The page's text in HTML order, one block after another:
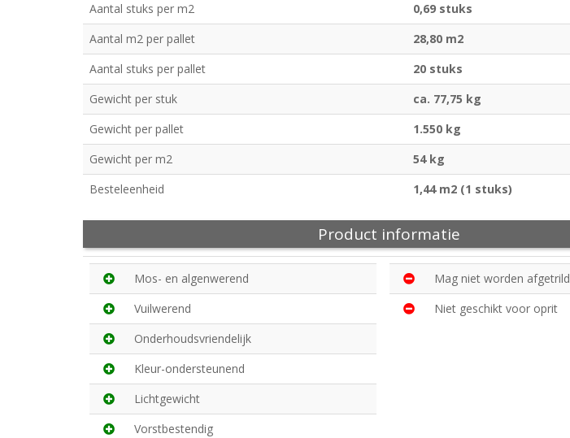
Aantal stuks per m2
0,69 stuks
Aantal m2 per pallet
28,80 m2
Aantal stuks per pallet
20 stuks
Gewicht per stuk
ca. 77,75 kg
Gewicht per pallet
1.550 kg
Gewicht per m2
54 kg
Besteleenheid
1,44 m2 (1 stuks)
Product informatie
Mos- en algenwerend
Vuilwerend
Onderhoudsvriendelijk
Kleur-ondersteunend
Lichtgewicht
Vorstbestendig
Mag niet worden afgetrild
Niet geschikt voor oprit